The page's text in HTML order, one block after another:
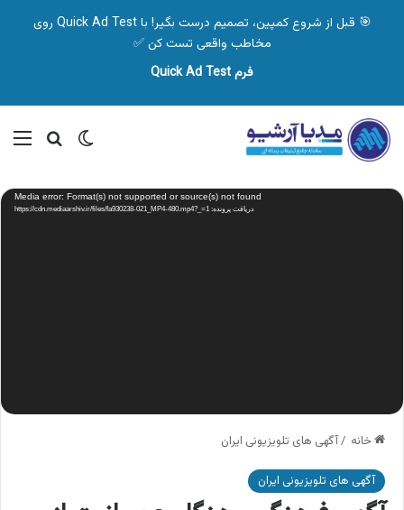
🎯 قبل از شروع کمپین، تصمیم درست بگیر! با Quick Ad Test روی
مخاطب واقعی تست کن ✅
فرم Quick Ad Test
تغییر پوسته
نمایشگر
ویدیو Media error: Format(s) not supported or source(s) not found
دریافت پرونده: https://cdn.mediaarshiv.ir/files/fa930238-021_MP4-480.mp4?_=1
خانه /آگهی های تلویزیونی ایران
آگهی های تلویزیونی ایران